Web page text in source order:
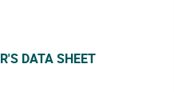
DATA SHEET